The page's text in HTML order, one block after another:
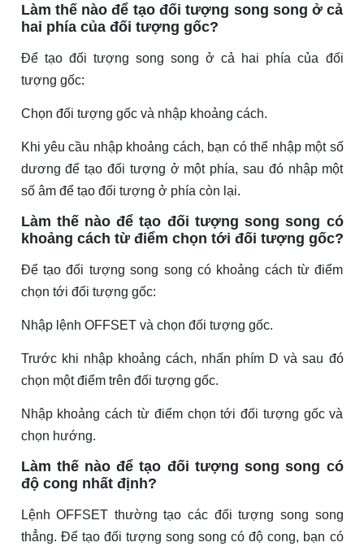
Làm thế nào để tạo đối tượng song song ở cả
hai phía của đối tượng gốc?
Để tạo đối tượng song song ở cả hai phía của đối
tượng gốc:
Chọn đối tượng gốc và nhập khoảng cách.
Khi yêu cầu nhập khoảng cách, bạn có thể nhập một số
dương để tạo đối tượng ở một phía, sau đó nhập một
số âm để tạo đối tượng ở phía còn lại.
Làm thế nào để tạo đối tượng song song có
khoảng cách từ điểm chọn tới đối tượng gốc?
Để tạo đối tượng song song có khoảng cách từ điểm
chọn tới đối tượng gốc:
Nhập lệnh OFFSET và chọn đối tượng gốc.
Trước khi nhập khoảng cách, nhấn phím D và sau đó
chọn một điểm trên đối tượng gốc.
Nhập khoảng cách từ điểm chọn tới đối tượng gốc và
chọn hướng.
Làm thế nào để tạo đối tượng song song có
độ cong nhất định?
Lệnh OFFSET thường tạo các đối tượng song song
thẳng. Để tạo đối tượng song song có độ cong, bạn có